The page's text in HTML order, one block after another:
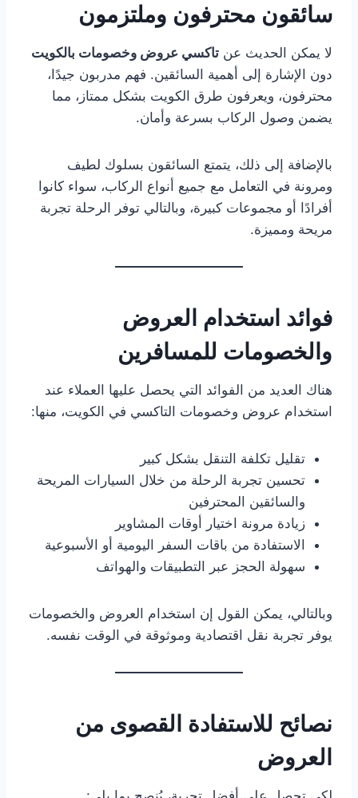
سائقون محترفون وملتزمون
لا يمكن الحديث عن تاكسي عروض وخصومات بالكويت
دون الإشارة إلى أهمية السائقين. فهم مدربون جيدًا،
محترفون، ويعرفون طرق الكويت بشكل ممتاز، مما
يضمن وصول الركاب بسرعة وأمان.
بالإضافة إلى ذلك، يتمتع السائقون بسلوك لطيف
ومرونة في التعامل مع جميع أنواع الركاب، سواء كانوا
أفرادًا أو مجموعات كبيرة، وبالتالي توفر الرحلة تجربة
مريحة ومميزة.
فوائد استخدام العروض
والخصومات للمسافرين
هناك العديد من الفوائد التي يحصل عليها العملاء عند
استخدام عروض وخصومات التاكسي في الكويت، منها:
تقليل تكلفة التنقل بشكل كبير
تحسين تجربة الرحلة من خلال السيارات المريحة
والسائقين المحترفين
زيادة مرونة اختيار أوقات المشاوير
الاستفادة من باقات السفر اليومية أو الأسبوعية
سهولة الحجز عبر التطبيقات والهواتف
وبالتالي، يمكن القول إن استخدام العروض والخصومات
يوفر تجربة نقل اقتصادية وموثوقة في الوقت نفسه.
نصائح للاستفادة القصوى من
العروض